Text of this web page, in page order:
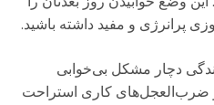
پرانرژی و مفید داشته باشید.
دچار مشکل بی‌خوابی
کاری استراحت